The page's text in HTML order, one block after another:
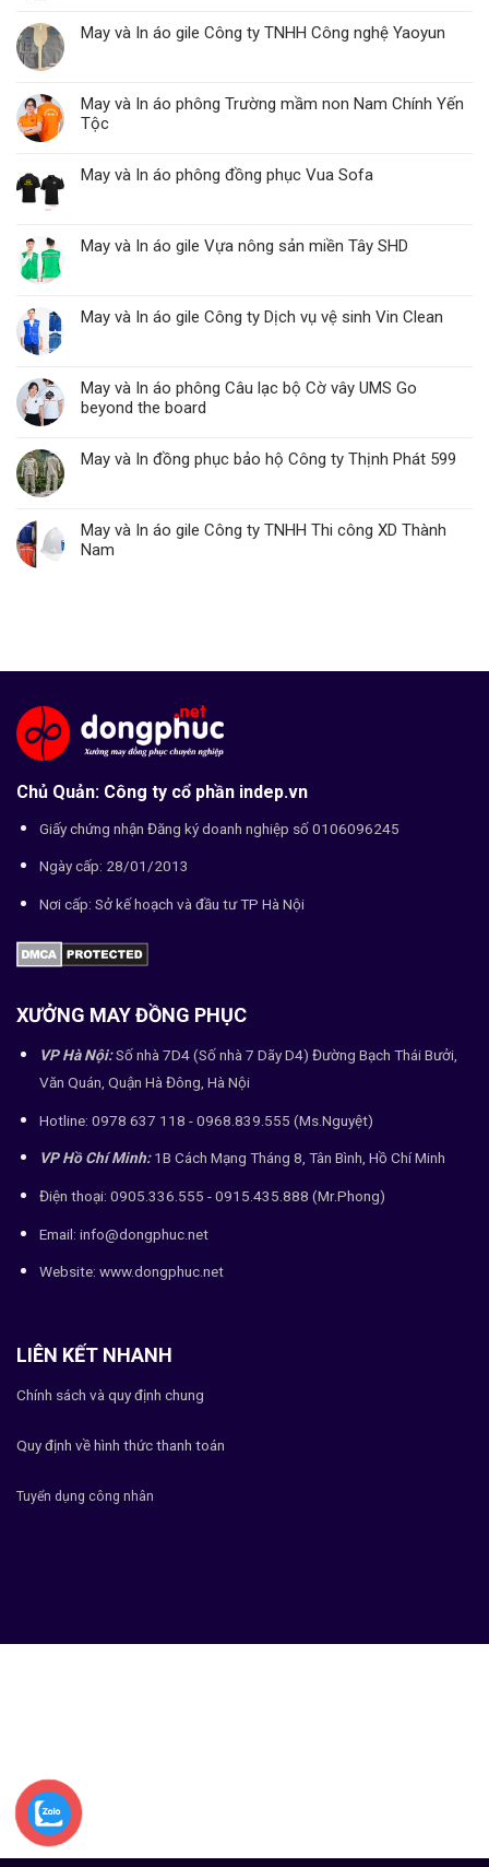
May và In áo gile Công ty TNHH Công nghệ Yaoyun
May và In áo phông Trường mầm non Nam Chính Yến
Tộc
May và In áo phông đồng phục Vua Sofa
May và In áo gile Vựa nông sản miền Tây SHD
May và In áo gile Công ty Dịch vụ vệ sinh Vin Clean
May và In áo phông Câu lạc bộ Cờ vây UMS Go
beyond the board
May và In đồng phục bảo hộ Công ty Thịnh Phát 599
May và In áo gile Công ty TNHH Thi công XD Thành
Nam
Chủ Quản: Công ty cổ phần indep.vn
Giấy chứng nhận Đăng ký doanh nghiệp số 0106096245
Ngày cấp: 28/01/2013
Nơi cấp: Sở kế hoạch và đầu tư TP Hà Nội
XƯỞNG MAY ĐỒNG PHỤC
VP Hà Nội:Số nhà 7D4 (Số nhà 7 Dãy D4) Đường Bạch Thái Bưởi,
Văn Quán, Quận Hà Đông, Hà Nội
Hotline: 0978 637 118 - 0968.839.555 (Ms.Nguyệt)
VP Hồ Chí Minh:1B Cách Mạng Tháng 8, Tân Bình, Hồ Chí Minh
Điện thoại: 0905.336.555 - 0915.435.888 (Mr.Phong)
Email: info@dongphuc.net
Website: www.dongphuc.net
LIÊN KẾT NHANH
Chính sách và quy định chung
Quy định về hình thức thanh toán
Tuyển dụng công nhân